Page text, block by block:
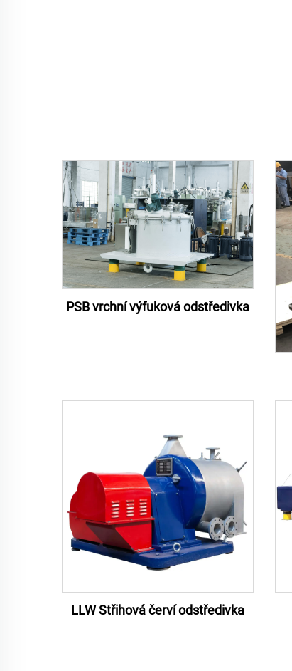
PSB vrchní výfuková odstředivka
LLW Střihová červí odstředivka